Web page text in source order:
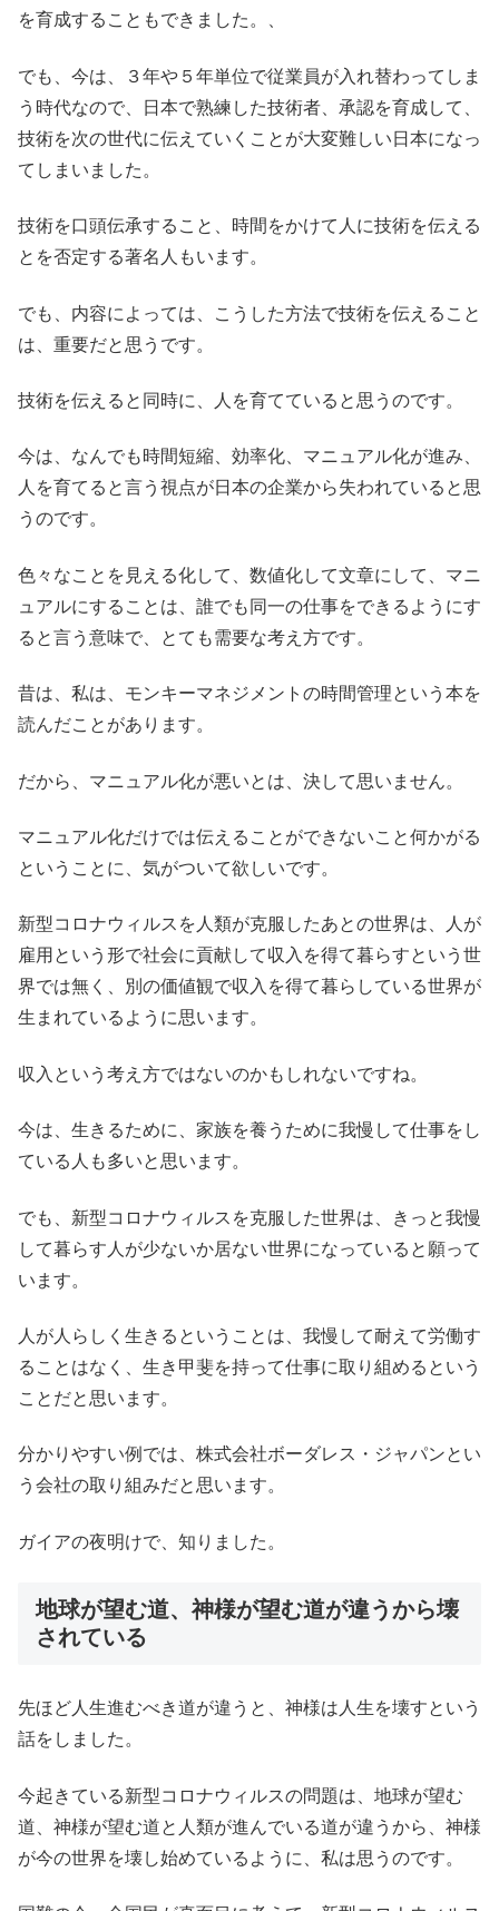
を育成することもできました。、
でも、今は、３年や５年単位で従業員が入れ替わってしま
う時代なので、日本で熟練した技術者、承認を育成して、
技術を次の世代に伝えていくことが大変難しい日本になっ
てしまいました。
技術を口頭伝承すること、時間をかけて人に技術を伝える
とを否定する著名人もいます。
でも、内容によっては、こうした方法で技術を伝えること
は、重要だと思うです。
技術を伝えると同時に、人を育てていると思うのです。
今は、なんでも時間短縮、効率化、マニュアル化が進み、
人を育てると言う視点が日本の企業から失われていると思
うのです。
色々なことを見える化して、数値化して文章にして、マニ
ュアルにすることは、誰でも同一の仕事をできるようにす
ると言う意味で、とても需要な考え方です。
昔は、私は、モンキーマネジメントの時間管理という本を
読んだことがあります。
だから、マニュアル化が悪いとは、決して思いません。
マニュアル化だけでは伝えることができないこと何かがる
ということに、気がついて欲しいです。
新型コロナウィルスを人類が克服したあとの世界は、人が
雇用という形で社会に貢献して収入を得て暮らすという世
界では無く、別の価値観で収入を得て暮らしている世界が
生まれているように思います。
収入という考え方ではないのかもしれないですね。
今は、生きるために、家族を養うために我慢して仕事をし
ている人も多いと思います。
でも、新型コロナウィルスを克服した世界は、きっと我慢
して暮らす人が少ないか居ない世界になっていると願って
います。
人が人らしく生きるということは、我慢して耐えて労働す
ることはなく、生き甲斐を持って仕事に取り組めるという
ことだと思います。
分かりやすい例では、株式会社ボーダレス・ジャパンとい
う会社の取り組みだと思います。
ガイアの夜明けで、知りました。
地球が望む道、神様が望む道が違うから壊
されている
先ほど人生進むべき道が違うと、神様は人生を壊すという
話をしました。
今起きている新型コロナウィルスの問題は、地球が望む
道、神様が望む道と人類が進んでいる道が違うから、神様
が今の世界を壊し始めているように、私は思うのです。